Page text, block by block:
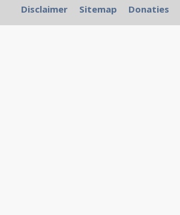
Disclaimer Sitemap Donaties